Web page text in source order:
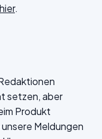
hier.
setzen, aber
Produkt
Meldungen